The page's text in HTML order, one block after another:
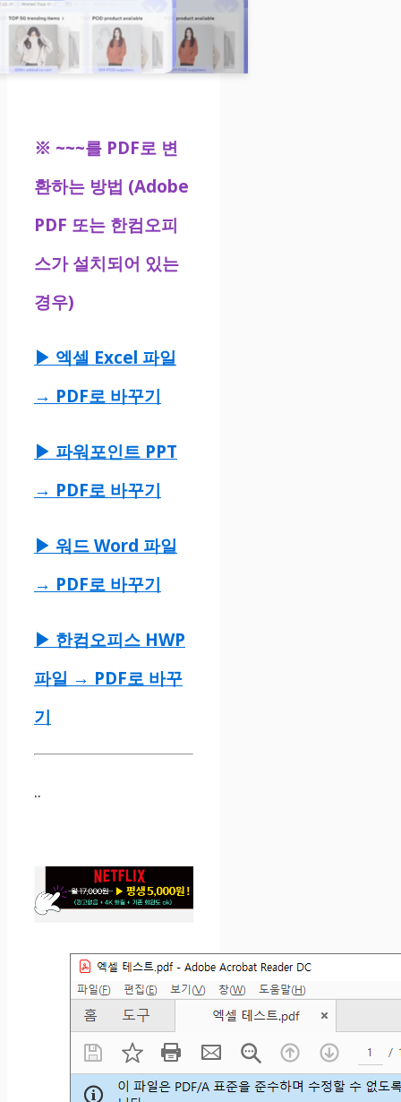
※ ~~~를 PDF로 변
환하는 방법 (Adobe
PDF 또는 한컴오피
스가 설치되어 있는
경우)
▶ 엑셀 Excel 파일
→ PDF로 바꾸기
▶ 파워포인트 PPT
→ PDF로 바꾸기
▶ 워드 Word 파일
→ PDF로 바꾸기
▶ 한컴오피스 HWP
파일 → PDF로 바꾸
기
..